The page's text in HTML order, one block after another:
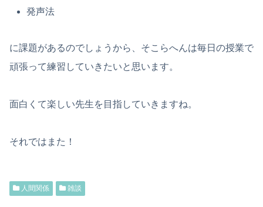
発声法
に課題があるのでしょうから、そこらへんは毎日の授業で
頑張って練習していきたいと思います。
面白くて楽しい先生を目指していきますね。
それではまた！
人間関係 雑談